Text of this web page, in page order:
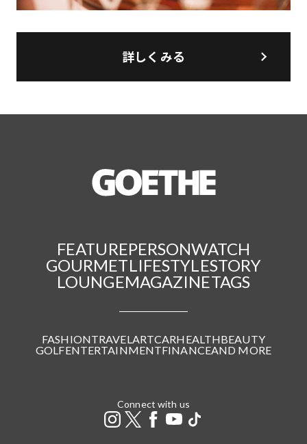
詳しくみる
FEATUREPERSONWATCH
GOURMETLIFESTYLESTORY
LOUNGEMAGAZINETAGS
FASHIONTRAVELARTCARHEALTHBEAUTY
GOLFENTERTAINMENTFINANCEAND MORE
Connect with us